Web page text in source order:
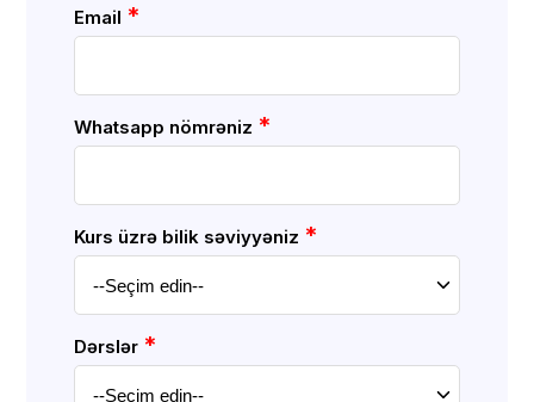
Email *
Whatsapp nömrəniz *
Kurs üzrə bilik səviyyəniz *
Dərslər *